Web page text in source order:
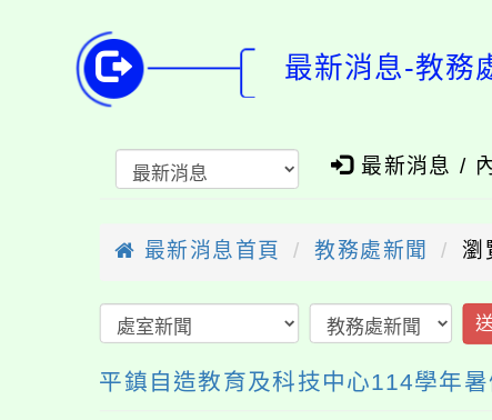
最新消息-教務
最新消息 /
最新消息首頁 教務處新聞 瀏
平鎮自造教育及科技中心114學年暑